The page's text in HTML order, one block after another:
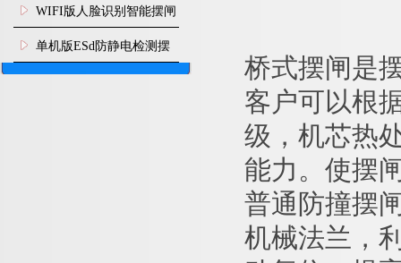
闸机食堂消费摆闸
WIFI版人脸识别智能摆闸
机
单机版ESd防静电检测摆
闸机 桥式摆闸是
客户可以根
级，机芯热
能力。使摆
普通防撞摆
机械法兰，